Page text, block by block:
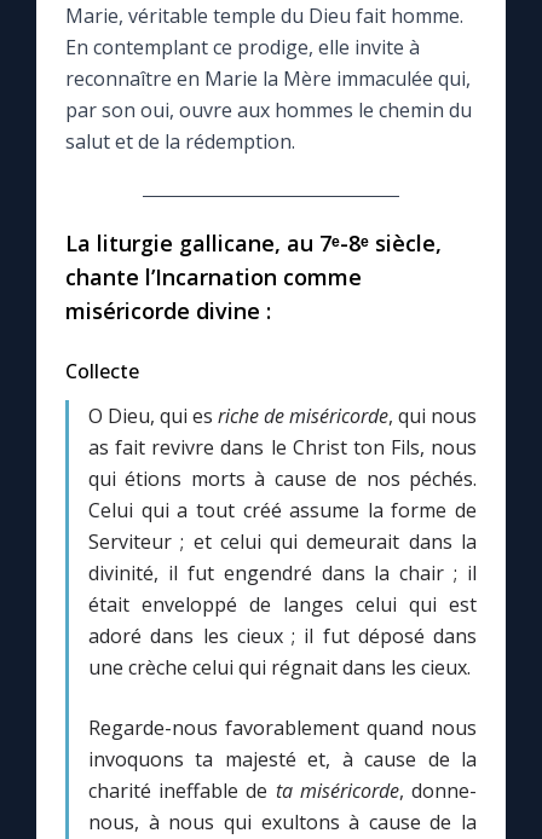
Le compte Tiktok
Le magazine
Questions-réponses
Avec Thérèse de Lisieux
L'Évangile chaque jour
Les premiers samedis du mois
Marie qui défait les nœuds
Me consacrer à Jésus par Marie
Mes intentions de prière
Une Minute avec Marie
Marie, véritable temple du Dieu fait homme.
En contemplant ce prodige, elle invite à
reconnaître en Marie la Mère immaculée qui,
par son oui, ouvre aux hommes le chemin du
salut et de la rédemption.
La liturgie gallicane, au 7ᵉ-8ᵉ siècle,
chante l’Incarnation comme
miséricorde divine :
Collecte
O Dieu, qui es riche de miséricorde, qui nous
as fait revivre dans le Christ ton Fils, nous
qui étions morts à cause de nos péchés.
Celui qui a tout créé assume la forme de
Serviteur ; et celui qui demeurait dans la
divinité, il fut engendré dans la chair ; il
était enveloppé de langes celui qui est
adoré dans les cieux ; il fut déposé dans
une crèche celui qui régnait dans les cieux.
Regarde-nous favorablement quand nous
invoquons ta majesté et, à cause de la
charité ineffable de ta miséricorde, donne-
nous, à nous qui exultons à cause de la